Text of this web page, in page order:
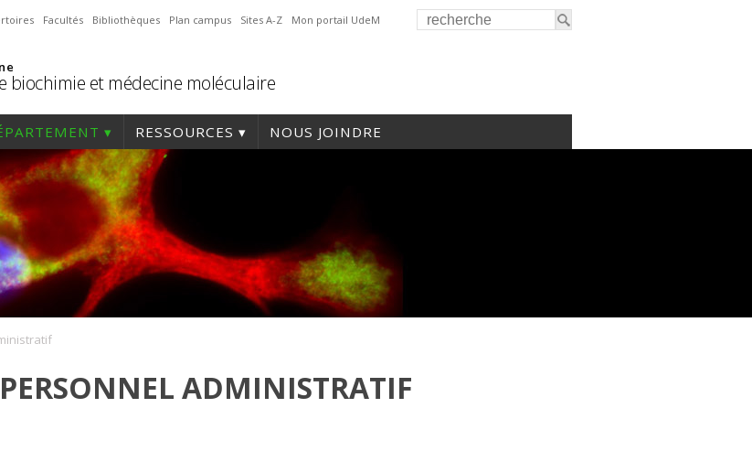
Facultés Bibliothèques Plan campus Sites A-Z Mon portail UdeM
biochimie et médecine moléculaire
RESSOURCES NOUS JOINDRE
PERSONNEL ADMINISTRATIF